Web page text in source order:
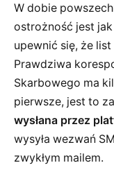
W dobie
ostrożność jest
upewnić się, że
Prawdziwa
Skarbowego ma
pierwsze, jest to
wysłana przez
wysyła wezwań
zwykłym mailem.